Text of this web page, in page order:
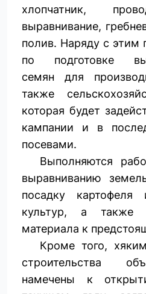
хлопчатник,
выравнивание,
полив. Наряду с
по подготовке
семян для
также
которая будет
кампании и в
посевами.
Выполняются
выравниванию
посадку картофеля
культур, а также
материала к
Кроме того,
строительства
намечены к